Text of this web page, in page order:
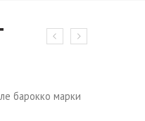
барокко марки